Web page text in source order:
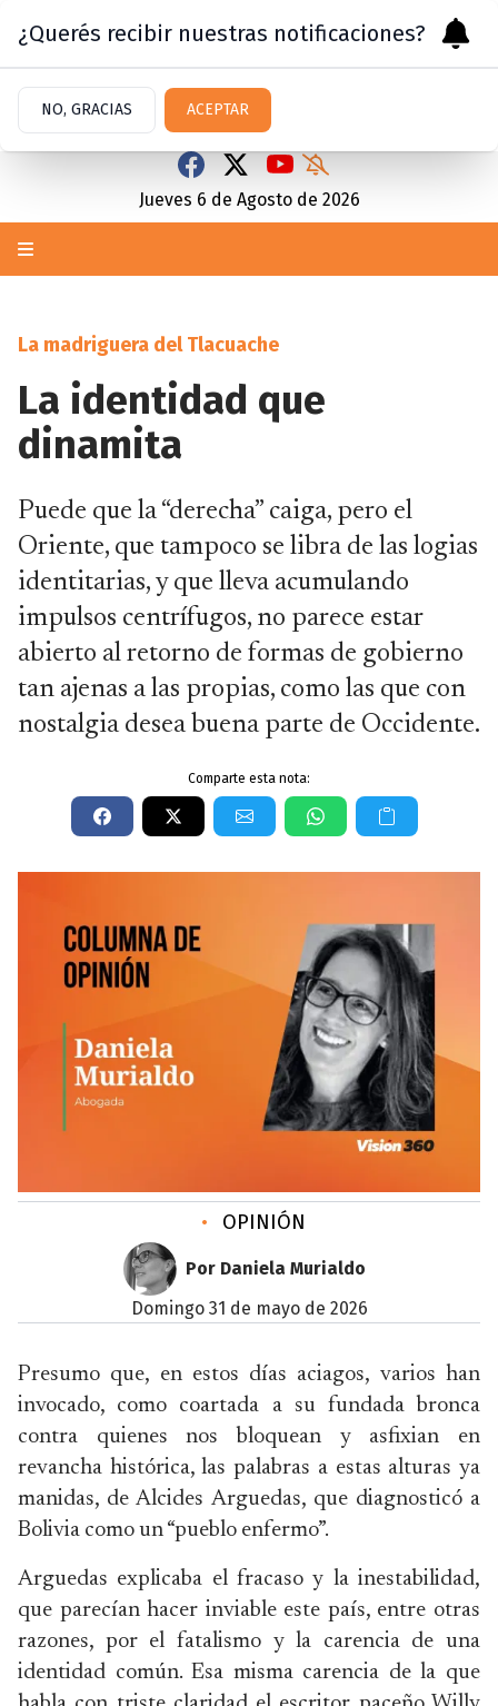
Jueves 6 de Agosto de 2026
La madriguera del Tlacuache
La identidad que
dinamita
Puede que la “derecha” caiga, pero el
Oriente, que tampoco se libra de las logias
identitarias, y que lleva acumulando
impulsos centrífugos, no parece estar
abierto al retorno de formas de gobierno
tan ajenas a las propias, como las que con
nostalgia desea buena parte de Occidente.
Comparte esta nota:
• OPINIÓN
Por Daniela Murialdo
domingo 31 de mayo de 2026
Presumo que, en estos días aciagos, varios han
invocado, como coartada a su fundada bronca
contra quienes nos bloquean y asfixian en
revancha histórica, las palabras a estas alturas ya
manidas, de Alcides Arguedas, que diagnosticó a
Bolivia como un “pueblo enfermo”.
Arguedas explicaba el fracaso y la inestabilidad,
que parecían hacer inviable este país, entre otras
razones, por el fatalismo y la carencia de una
identidad común. Esa misma carencia de la que
¿Querés recibir nuestras notificaciones?
NO, GRACIAS ACEPTAR